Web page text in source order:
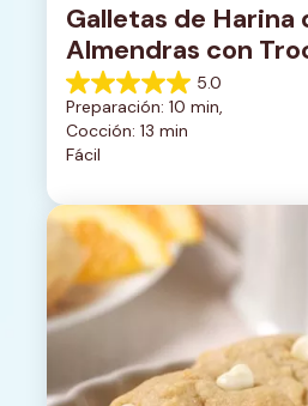
Galletas de Harina
Almendras con
Chocolate Oscuro
5.0
5.0
de
5
estrellas.
reseña
Preparación: 10 min,
Cocción: 13 min
Fácil